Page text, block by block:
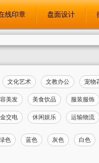
线印章 盘面设计
文化艺术 文教办公 宠物
美发 美食饮品 服装服饰
交电 休闲娱乐 运输物流
色 蓝色 灰色 白色